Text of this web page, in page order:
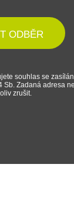
ODBĚR
souhlas se
Sb. Zadaná adresa
zrušit.